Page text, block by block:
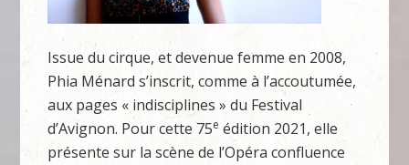
Issue du cirque, et devenue femme en 2008,
Phia Ménard s’inscrit, comme à l’accoutumée,
aux pages « indisciplines » du Festival
d’Avignon. Pour cette 75e édition 2021, elle
présente sur la scène de l’Opéra confluence